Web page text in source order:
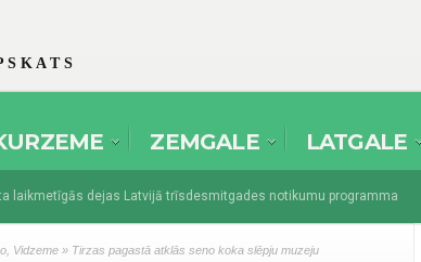
K A T S
ZEMGALE LATGALE
dejas Latvijā trīsdesmitgades notikumu programma
Vidzeme » Tirzas pagastā atklās seno koka slēpju muzeju